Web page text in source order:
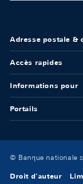
Adresse postale &
Accès rapides
Informations pour
Portails
© Banque nationale
Droit d'auteur